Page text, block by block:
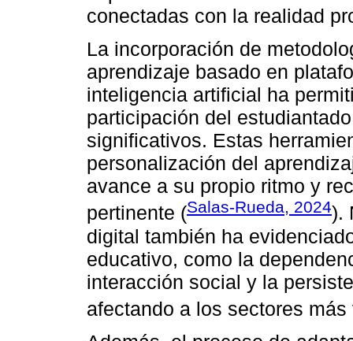
conectadas con la realidad
La incorporación de
aprendizaje basado en
inteligencia artificial ha
participación del
significativos. Estas
personalización del
avance a su propio ritmo y
pertinente (Salas-Rueda, 2024).
digital también ha
educativo, como la
interacción social y la
afectando a los sectores